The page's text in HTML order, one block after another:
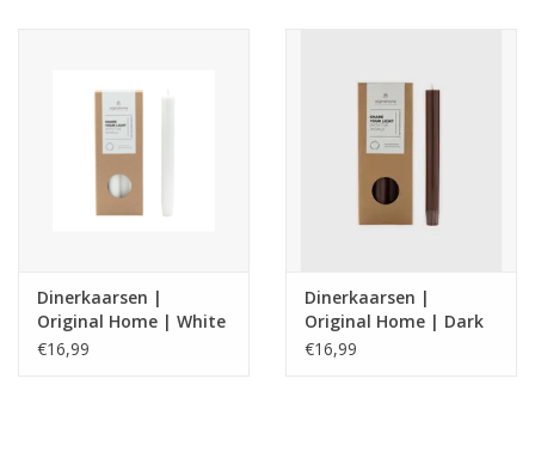
Huisparfums
Merken
Dinerkaarsen |
Original Home | White
€16,99
Dinerkaarsen |
Original Home | Dark
Grape
€16,99